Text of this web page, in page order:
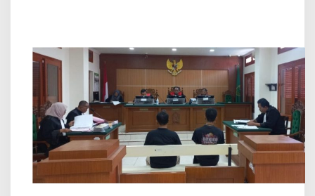
b
u
n
o
l
a
r
S
u
b
s